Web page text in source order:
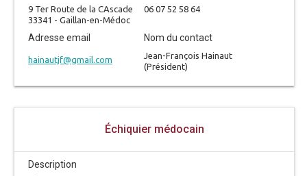
9 Ter Route de la CAscade
33341 - Gaillan-en-Médoc
06 07 52 58 64
Adresse email
hainautjf@gmail.com
Nom du contact
Jean-François Hainaut
(Président)
Échiquier médocain
Description